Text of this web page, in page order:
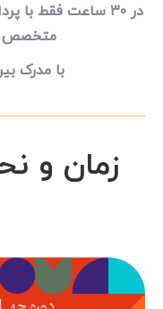
متخصص
با مدرک
زمان و